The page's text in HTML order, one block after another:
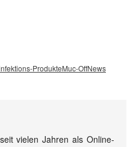
ProdukteMuc-OffNews
vielen Jahren als Online-